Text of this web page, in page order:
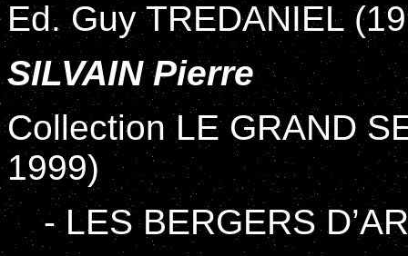
Ed. Guy TREDANIEL
SILVAIN Pierre
Collection LE GRAND
1999)
- LES BERGERS